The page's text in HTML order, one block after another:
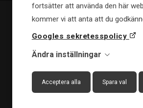
fortsätter att använda den här
kommer vi att anta att du
Googles sekretesspolicy
Ändra inställningar
Acceptera alla Spara val